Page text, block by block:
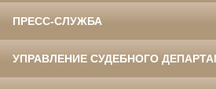
ПРЕСС-СЛУЖБА
УПРАВЛЕНИЕ СУДЕБНОГО